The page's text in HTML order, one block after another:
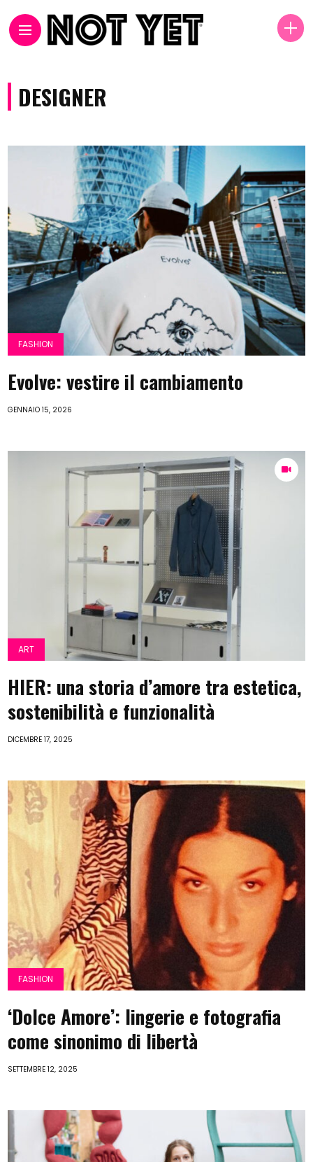
DESIGNER
FASHION
Evolve: vestire il cambiamento
GENNAIO 15, 2026
ART
HIER: una storia d’amore tra estetica,
sostenibilità e funzionalità
DICEMBRE 17, 2025
FASHION
‘Dolce Amore’: lingerie e fotografia
come sinonimo di libertà
SETTEMBRE 12, 2025